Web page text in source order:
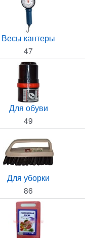
Весы кантеры
47
Для обуви
49
Для уборки
86